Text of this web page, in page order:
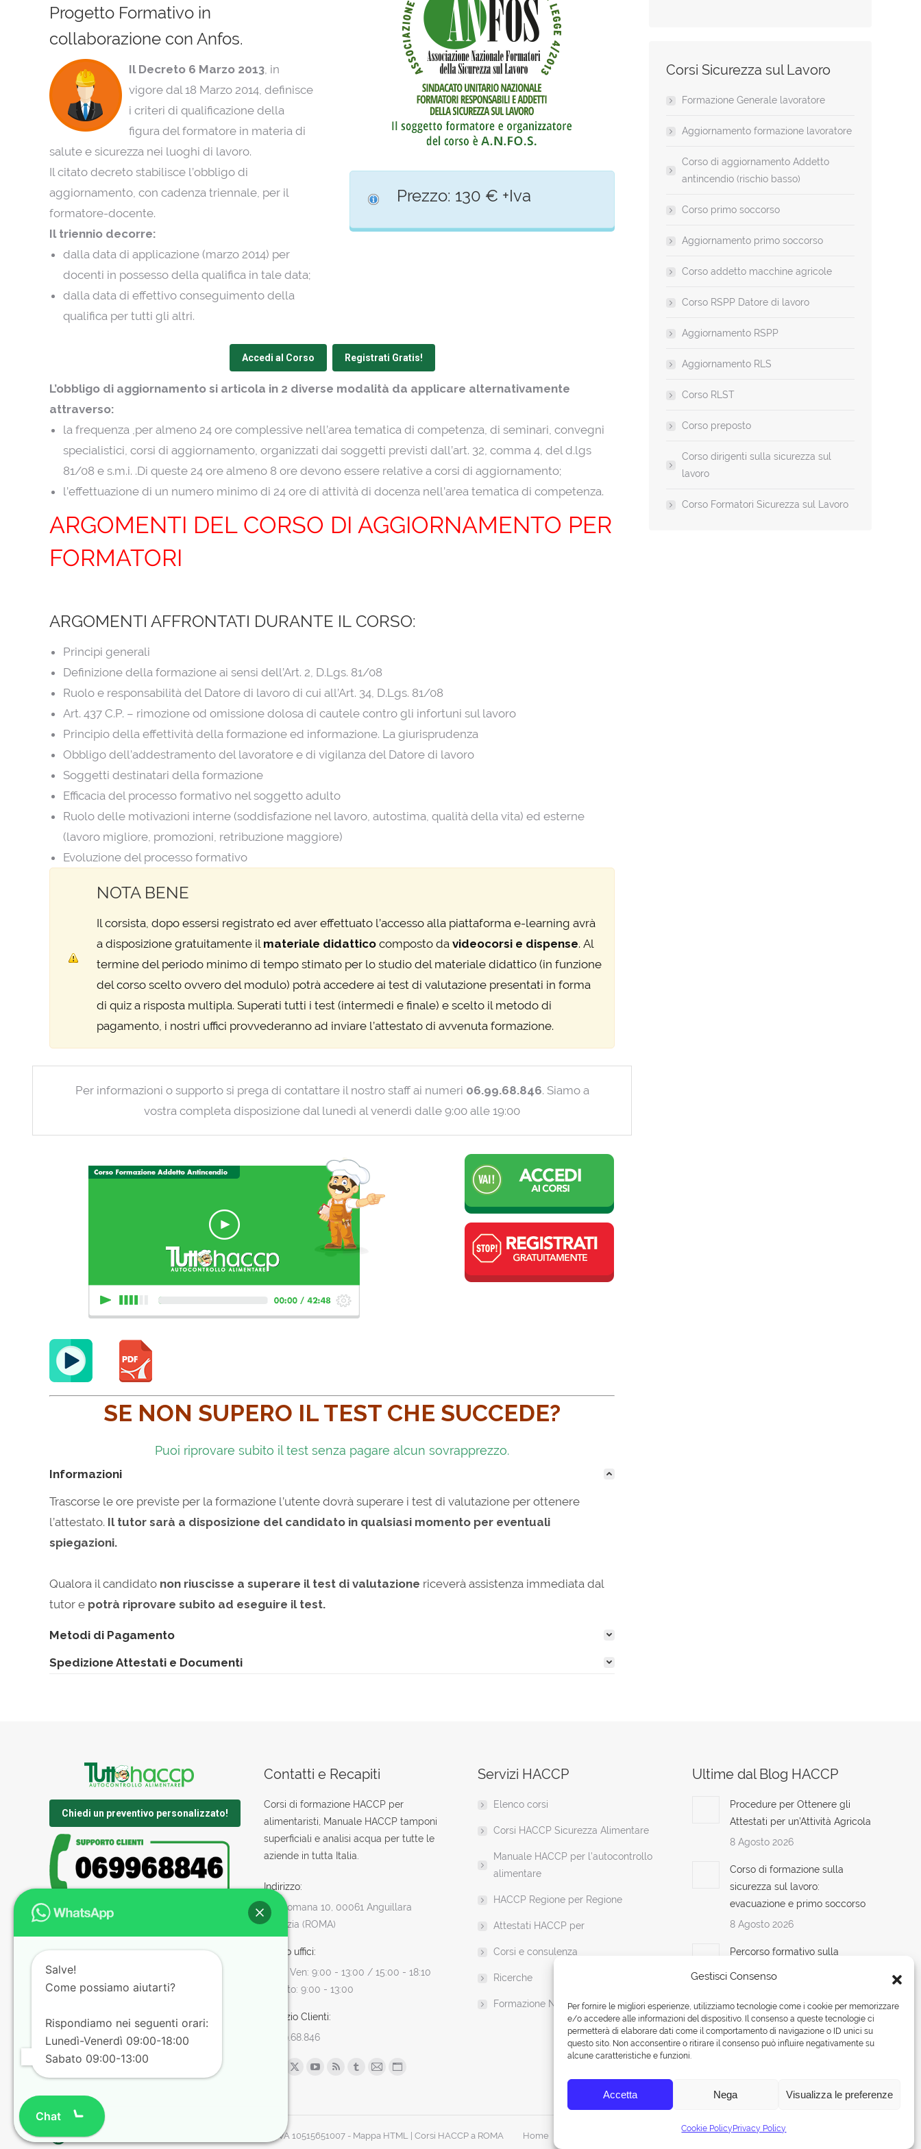
Gestisci Consenso
Per fornire le migliori esperienze, utilizziamo tecnologie come i cookie per memorizzare
e/o accedere alle informazioni del dispositivo. Il consenso a queste tecnologie ci
permetterà di elaborare dati come il comportamento di navigazione o ID unici su
questo sito. Non acconsentire o ritirare il consenso può influire negativamente su
alcune caratteristiche e funzioni.
Accetta Nega Visualizza le preferenze
Cookie Policy Privacy Policy
Progetto Formativo in
collaborazione con Anfos.
Il Decreto 6 Marzo 2013, in
vigore dal 18 Marzo 2014, definisce
i criteri di qualificazione della
figura del formatore in materia di
salute e sicurezza nei luoghi di lavoro.
Il citato decreto stabilisce l’obbligo di
aggiornamento, con cadenza triennale, per il
formatore-docente.
Il triennio decorre:
dalla data di applicazione (marzo 2014) per
docenti in possesso della qualifica in tale data;
dalla data di effettivo conseguimento della
qualifica per tutti gli altri.
Prezzo: 130 € +Iva
Accedi al Corso Registrati Gratis!
L’obbligo di aggiornamento si articola in 2 diverse modalità da applicare alternativamente
attraverso:
la frequenza ,per almeno 24 ore complessive nell’area tematica di competenza, di seminari, convegni
specialistici, corsi di aggiornamento, organizzati dai soggetti previsti dall’art. 32, comma 4, del d.lgs
81/08 e s.m.i. .Di queste 24 ore almeno 8 ore devono essere relative a corsi di aggiornamento;
l’effettuazione di un numero minimo di 24 ore di attività di docenza nell’area tematica di competenza.
ARGOMENTI DEL CORSO DI AGGIORNAMENTO PER
FORMATORI
ARGOMENTI AFFRONTATI DURANTE IL CORSO:
Principi generali
Definizione della formazione ai sensi dell’Art. 2, D.Lgs. 81/08
Ruolo e responsabilità del Datore di lavoro di cui all’Art. 34, D.Lgs. 81/08
Art. 437 C.P. – rimozione od omissione dolosa di cautele contro gli infortuni sul lavoro
Principio della effettività della formazione ed informazione. La giurisprudenza
Obbligo dell’addestramento del lavoratore e di vigilanza del Datore di lavoro
Soggetti destinatari della formazione
Efficacia del processo formativo nel soggetto adulto
Ruolo delle motivazioni interne (soddisfazione nel lavoro, autostima, qualità della vita) ed esterne
(lavoro migliore, promozioni, retribuzione maggiore)
Evoluzione del processo formativo
NOTA BENE
Il corsista, dopo essersi registrato ed aver effettuato l’accesso alla piattaforma e-learning avrà
a disposizione gratuitamente il materiale didattico composto da videocorsi e dispense. Al
termine del periodo minimo di tempo stimato per lo studio del materiale didattico (in funzione
del corso scelto ovvero del modulo) potrà accedere ai test di valutazione presentati in forma
di quiz a risposta multipla. Superati tutti i test (intermedi e finale) e scelto il metodo di
pagamento, i nostri uffici provvederanno ad inviare l’attestato di avvenuta formazione.
Per informazioni o supporto si prega di contattare il nostro staff ai numeri 06.99.68.846. Siamo a
vostra completa disposizione dal lunedì al venerdì dalle 9:00 alle 19:00
SE NON SUPERO IL TEST CHE SUCCEDE?
Puoi riprovare subito il test senza pagare alcun sovrapprezzo.
Informazioni
Trascorse le ore previste per la formazione l’utente dovrà superare i test di valutazione per ottenere
l’attestato. Il tutor sarà a disposizione del candidato in qualsiasi momento per eventuali
spiegazioni.
Qualora il candidato non riuscisse a superare il test di valutazione riceverà assistenza immediata dal
tutor e potrà riprovare subito ad eseguire il test.
Metodi di Pagamento
Spedizione Attestati e Documenti
Corsi Sicurezza sul Lavoro
Formazione Generale lavoratore
Aggiornamento formazione lavoratore
Corso di aggiornamento Addetto
antincendio (rischio basso)
Corso primo soccorso
Aggiornamento primo soccorso
Corso addetto macchine agricole
Corso RSPP Datore di lavoro
Aggiornamento RSPP
Aggiornamento RLS
Corso RLST
Corso preposto
Corso dirigenti sulla sicurezza sul
lavoro
Corso Formatori Sicurezza sul Lavoro
Chiedi un preventivo personalizzato!
Contatti e Recapiti
Corsi di formazione HACCP per
alimentaristi, Manuale HACCP tamponi
superficiali e analisi acqua per tutte le
aziende in tutta Italia.
Indirizzo:
Via Romana 10, 00061 Anguillara
Sabazia (ROMA)
Orario uffici:
Lun - Ven: 9:00 - 13:00 / 15:00 - 18:10
Sabato: 9:00 - 13:00
Servizio Clienti:
06.99.68.846
Find us on:
Facebook
new
X
TumblrMailSito
Servizi HACCP
Elenco corsi
Corsi HACCP Sicurezza Alimentare
Manuale HACCP per l’autocontrollo
alimentare
HACCP Regione per Regione
Attestati HACCP per
Corsi e consulenza
Ricerche
Formazione News
Ultime dal Blog HACCP
Procedure per Ottenere gli
Attestati per un’Attività Agricola
8 Agosto 2026
Corso di formazione sulla
sicurezza sul lavoro:
evacuazione e primo soccorso
8 Agosto 2026
Percorso formativo sulla
8 Agosto 2026
© Tuttohaccp.com - 2019. Tutti i diritti riservati - P.IVA 10515651007 - Mappa HTML | Corsi HACCP a ROMA Home Laboratorio Medicina del lavoro
Salve!
Come possiamo aiutarti?
Rispondiamo nei seguenti orari:
Lunedì-Venerdì 09:00-18:00
Sabato 09:00-13:00
Chat